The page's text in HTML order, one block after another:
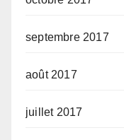
septembre 2017
août 2017
juillet 2017